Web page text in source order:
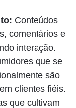
Conteúdos
comentários e
interação.
que se
são
clientes fiéis.
que cultivam